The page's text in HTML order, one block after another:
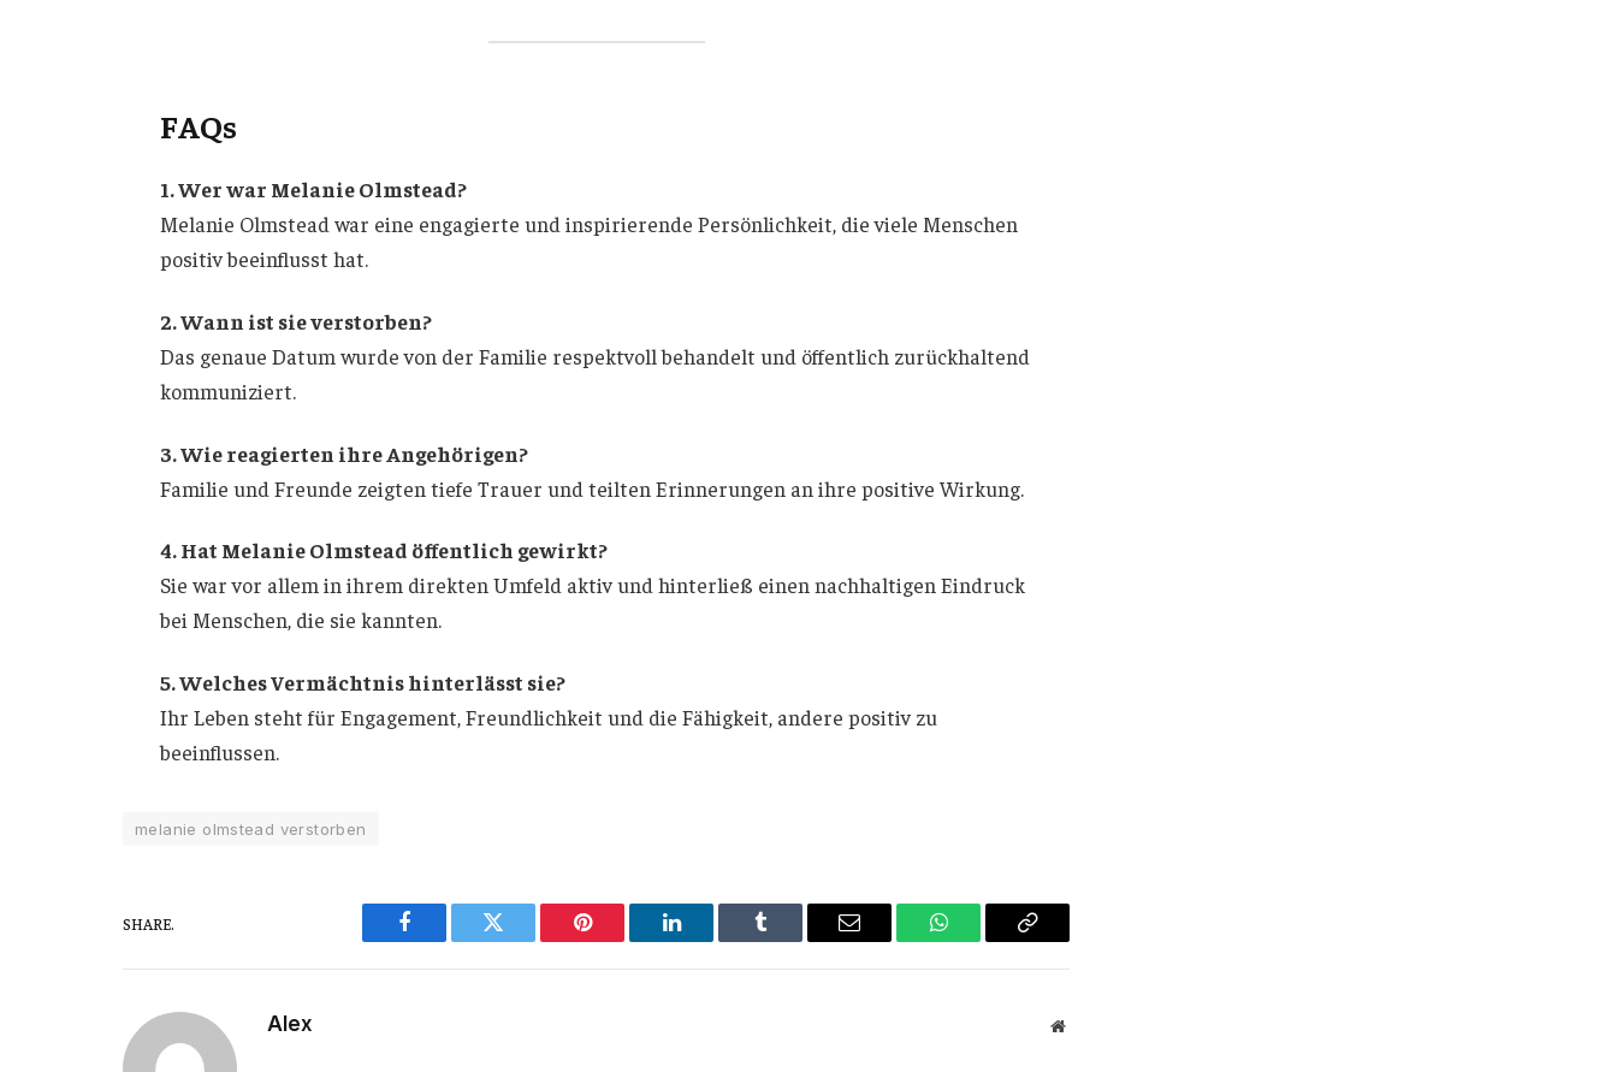
FAQs
1. Wer war Melanie Olmstead?
Melanie Olmstead war eine engagierte und inspirierende Persönlichkeit, die viele Menschen
positiv beeinflusst hat.
2. Wann ist sie verstorben?
Das genaue Datum wurde von der Familie respektvoll behandelt und öffentlich zurückhaltend
kommuniziert.
3. Wie reagierten ihre Angehörigen?
Familie und Freunde zeigten tiefe Trauer und teilten Erinnerungen an ihre positive Wirkung.
4. Hat Melanie Olmstead öffentlich gewirkt?
Sie war vor allem in ihrem direkten Umfeld aktiv und hinterließ einen nachhaltigen Eindruck
bei Menschen, die sie kannten.
5. Welches Vermächtnis hinterlässt sie?
Ihr Leben steht für Engagement, Freundlichkeit und die Fähigkeit, andere positiv zu
beeinflussen.
melanie olmstead verstorben
SHARE.
Facebook Twitter Pinterest LinkedIn Tumblr Email WhatsAppCopy
Alex Website